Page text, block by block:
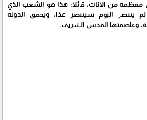
معظمه من الاناث، قائلا: هذا هو الشعب الذي
ينتصر اليوم سينتصر غدًا، ويحقق الدولة
وعاصمتها القدس الشريف.